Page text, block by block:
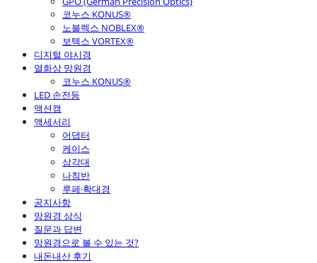
코누스 KONUS®
노블렉스 NOBLEX®
보텍스 VORTEX®
디지털 야시경
열화상 망원경
코누스 KONUS®
LED 손전등
액션캠
액세서리
어댑터
케이스
삼각대
나침반
루페·확대경
공지사항
망원경 상식
질문과 답변
망원경으로 볼 수 있는 것?
내돈내산 후기